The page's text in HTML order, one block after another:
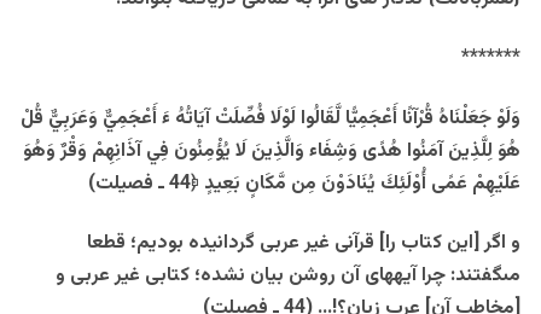
*******
وَلَوْ جَعَلْنَاهُ قُرْآنًا أَعْجَمِيًّا لَّقَالُوا لَوْلَا فُصِّلَتْ آيَاتُهُ ءَ أَعْجَمِيٌّ وَعَرَبِيٌّ قُلْ
هُوَ لِلَّذِينَ آمَنُوا هُدًى وَشِفَاء وَالَّذِينَ لَا يُؤْمِنُونَ فِي آذَانِهِمْ وَقْرٌ وَهُوَ
عَلَيْهِمْ عَمًى أُوْلَئِكَ يُنَادَوْنَ مِن مَّكَانٍ بَعِيدٍ ﴿44 ـ فصیلت)
و اگر [اين كتاب را] قرآنى غير عربى گردانيده بوديم؛ قطعا
مى‏گفتند: چرا آيه‏هاى آن روشن بيان نشده؛ كتابى غير عربى و